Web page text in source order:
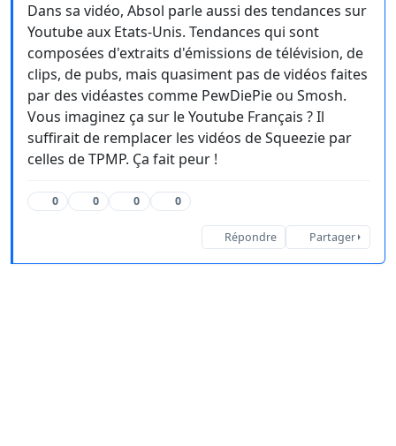
Dans sa vidéo, Absol parle aussi des tendances sur
Youtube aux Etats-Unis. Tendances qui sont
composées d'extraits d'émissions de télévision, de
clips, de pubs, mais quasiment pas de vidéos faites
par des vidéastes comme PewDiePie ou Smosh.
Vous imaginez ça sur le Youtube Français ? Il
suffirait de remplacer les vidéos de Squeezie par
celles de TPMP. Ça fait peur !
0 0 0 0
Répondre Partager